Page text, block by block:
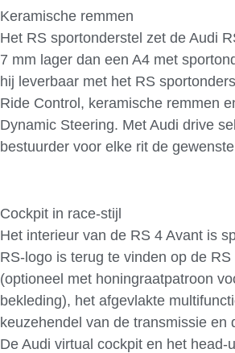
Keramische remmen
Het RS sportonderstel zet de Audi
7 mm lager dan een A4 met
hij leverbaar met het RS
Ride Control, keramische remmen
Dynamic Steering. Met Audi drive
bestuurder voor elke rit de
Cockpit in race-stijl
Het interieur van de RS 4 Avant is
RS-logo is terug te vinden op de
(optioneel met honingraatpatroon
bekleding), het afgevlakte
keuzehendel van de transmissie en
De Audi virtual cockpit en het head-